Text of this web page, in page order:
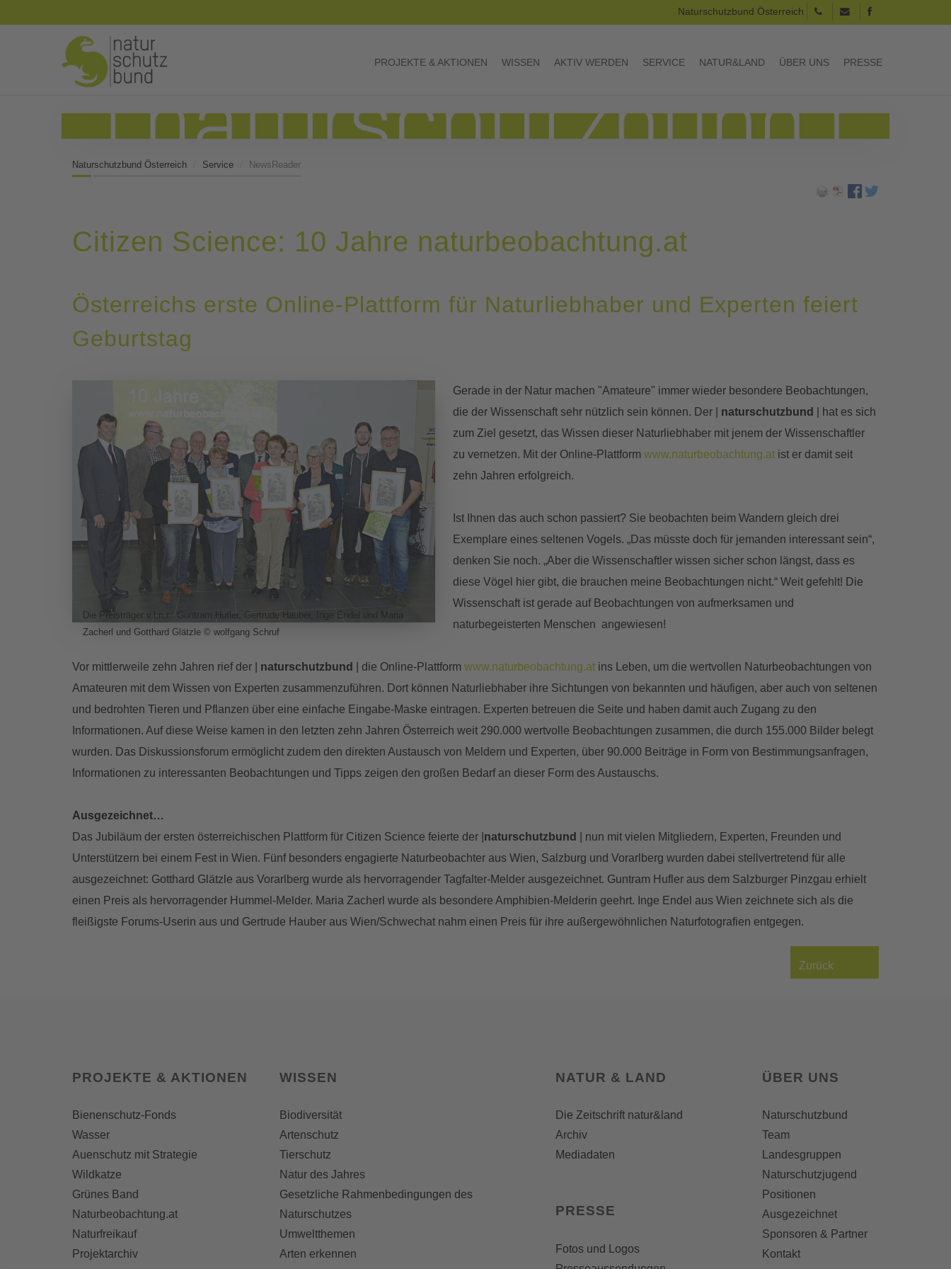
Naturschutzbund Österreich
PROJEKTE & AKTIONEN WISSEN AKTIV WERDEN SERVICE NATUR&LAND ÜBER UNS PRESSE
Naturschutzbund Österreich Service NewsReader
Citizen Science: 10 Jahre naturbeobachtung.at
Österreichs erste Online-Plattform für Naturliebhaber und Experten feiert
Geburtstag
Die Preisträger v.l.n.r.: Guntram Hufler, Gertrude Hauber, Inge Endel und Maria
Zacherl und Gotthard Glätzle © wolfgang Schruf
Gerade in der Natur machen "Amateure" immer wieder besondere Beobachtungen,
die der Wissenschaft sehr nützlich sein können. Der | naturschutzbund
| hat es sich
zum Ziel gesetzt, das Wissen dieser Naturliebhaber mit jenem der Wissenschaftler
zu vernetzen. Mit der Online-Plattform www.naturbeobachtung.at ist er damit seit
zehn Jahren erfolgreich.
Ist Ihnen das auch schon passiert? Sie beobachten beim Wandern gleich drei
Exemplare eines seltenen Vogels. „Das müsste doch für jemanden interessant sein“,
denken Sie noch. „Aber die Wissenschaftler wissen sicher schon längst, dass es
diese Vögel hier gibt, die brauchen meine Beobachtungen nicht.“ Weit gefehlt! Die
Wissenschaft ist gerade auf Beobachtungen von aufmerksamen und
naturbegeisterten Menschen angewiesen!
Vor mittlerweile zehn Jahren rief der | naturschutzbund | die Online-Plattform www.naturbeobachtung.at ins Leben, um die wertvollen Naturbeobachtungen von
Amateuren mit dem Wissen von Experten zusammenzuführen. Dort können Naturliebhaber ihre Sichtungen von bekannten und häufigen, aber auch von seltenen
und bedrohten Tieren und Pflanzen über eine einfache Eingabe-Maske eintragen. Experten betreuen die Seite und haben damit auch Zugang zu den
Informationen. Auf diese Weise kamen in den letzten zehn Jahren Österreich weit 290.000 wertvolle Beobachtungen zusammen, die durch 155.000 Bilder belegt
wurden. Das Diskussionsforum ermöglicht zudem den direkten Austausch von Meldern und Experten, über 90.000 Beiträge in Form von Bestimmungsanfragen,
Informationen zu interessanten Beobachtungen und Tipps zeigen den großen Bedarf an dieser Form des Austauschs.
Ausgezeichnet…
Das Jubiläum der ersten österreichischen Plattform für Citizen Science feierte der | naturschutzbund
| nun mit vielen Mitgliedern, Experten, Freunden und
Unterstützern bei einem Fest in Wien. Fünf besonders engagierte Naturbeobachter aus Wien, Salzburg und Vorarlberg wurden dabei stellvertretend für alle
ausgezeichnet: Gotthard Glätzle aus Vorarlberg wurde als hervorragender Tagfalter-Melder ausgezeichnet. Guntram Hufler aus dem Salzburger Pinzgau erhielt
einen Preis als hervorragender Hummel-Melder. Maria Zacherl wurde als besondere Amphibien-Melderin geehrt. Inge Endel aus Wien zeichnete sich als die
fleißigste Forums-Userin aus und Gertrude Hauber aus Wien/Schwechat nahm einen Preis für ihre außergewöhnlichen Naturfotografien entgegen.
Zurück
PROJEKTE & AKTIONEN
Bienenschutz-Fonds
Wasser
Auenschutz mit Strategie
Wildkatze
Grünes Band
Naturbeobachtung.at
Naturfreikauf
Projektarchiv
WISSEN
Biodiversität
Artenschutz
Tierschutz
Natur des Jahres
Gesetzliche Rahmenbedingungen des
Naturschutzes
Umweltthemen
Arten erkennen
NATUR & LAND
Die Zeitschrift natur&land
Archiv
Mediadaten
PRESSE
Fotos und Logos
ÜBER UNS
Naturschutzbund
Team
Landesgruppen
Naturschutzjugend
Positionen
Ausgezeichnet
Sponsoren & Partner
Kontakt